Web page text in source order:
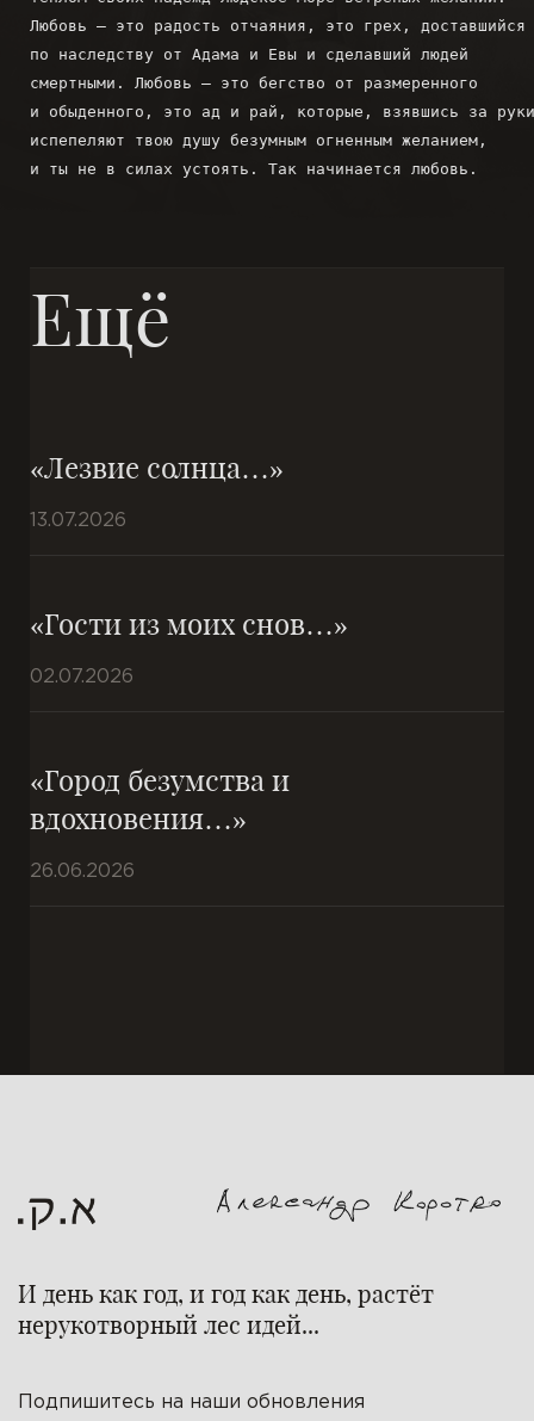
Черновики
Иллюстрации
Публикации
Любовь – это радость отчаяния, это грех, доставшийся
по наследству от Адама и Евы и сделавший людей
смертными. Любовь – это бегство от размеренного
и обыденного, это ад и рай, которые, взявшись за
испепеляют твою душу безумным огненным желанием,
Ещё
«Лезвие солнца…»
13.07.2026
«Гости из моих снов…»
02.07.2026
«Город безумства и
вдохновения…»
26.06.2026
И день как год, и год как день, растёт
нерукотворный лес идей...
Подпишитесь на наши обновления